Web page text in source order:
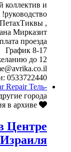
коллектив и
руководство!
,
Мирказит.
проезда!
График 8-17
до 12
0533722440
RepairТель-
города
в архиве
Центре
Израиля